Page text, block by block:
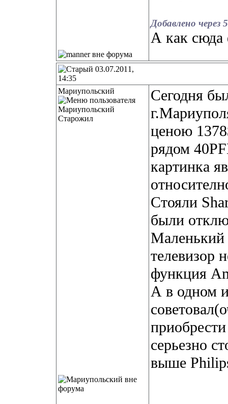
Добавлено через
А как сюда
03.07.2011,
14:35
Мариупольский
Старожил
Сегодня
ценою
рядом
картинка
Стояли
были
Маленький
телевизор
функция
А в одном
серьезно
выше